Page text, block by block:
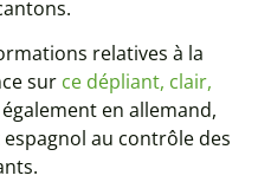
relatives à la
sur ce dépliant, clair,
en allemand,
au contrôle des